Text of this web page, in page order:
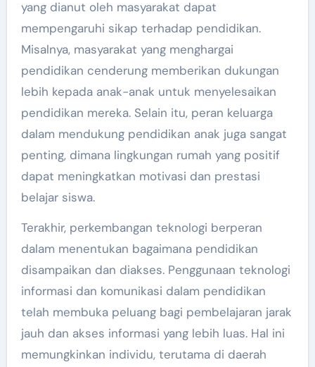
yang dianut oleh masyarakat dapat
mempengaruhi sikap terhadap pendidikan.
Misalnya, masyarakat yang menghargai
pendidikan cenderung memberikan dukungan
lebih kepada anak-anak untuk menyelesaikan
pendidikan mereka. Selain itu, peran keluarga
dalam mendukung pendidikan anak juga sangat
penting, dimana lingkungan rumah yang positif
dapat meningkatkan motivasi dan prestasi
belajar siswa.
Terakhir, perkembangan teknologi berperan
dalam menentukan bagaimana pendidikan
disampaikan dan diakses. Penggunaan teknologi
informasi dan komunikasi dalam pendidikan
telah membuka peluang bagi pembelajaran jarak
jauh dan akses informasi yang lebih luas. Hal ini
memungkinkan individu, terutama di daerah